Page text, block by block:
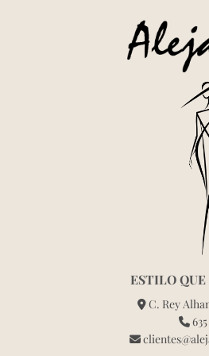
ESTILO
C. Rey